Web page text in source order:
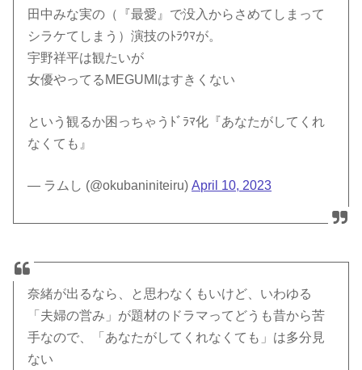
田中みな実の（『最愛』で没入からさめてしまって
シラケてしまう）演技のﾄﾗｳﾏが。
宇野祥平は観たいが
女優やってるMEGUMIはすきくない
という観るか困っちゃうﾄﾞﾗﾏ化『あなたがしてくれ
なくても』
— ラムし (@okubaniniteiru)April 10, 2023
奈緒が出るなら、と思わなくもいけど、いわゆる
「夫婦の営み」が題材のドラマってどうも昔から苦
手なので、「あなたがしてくれなくても」は多分見
ない